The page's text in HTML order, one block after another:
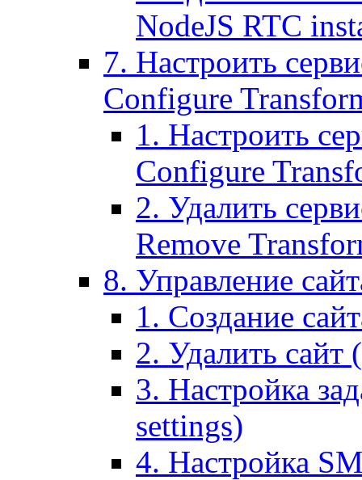
NodeJS RTC
7. Настроить
Configure
1. Настроить
Configure
2. Удалить
Remove
8. Управление
1. Создание
2. Удалить сайт
3. Настройка
settings)
4. Настройка